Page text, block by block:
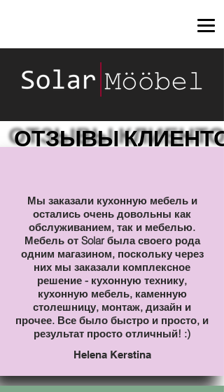
ОТЗЫВЫ
ОТЗЫВЫ
Мы заказали кухонную мебель и
остались очень довольны как
обслуживанием, так и мебелью.
Мебель от Solar была своего рода
одним магазином, поскольку через
них мы заказали комплексное
решение - кухонную технику,
кухонную мебель, каменную
столешницу, монтаж, дизайн и
прочее. Все было быстро и просто, и
результат просто отличный! :)
Helena Kerstina